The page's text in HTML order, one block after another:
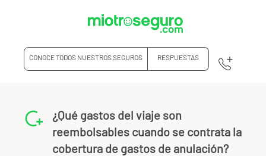
CONOCE TODOS NUESTROS SEGUROS RESPUESTAS
¿Qué gastos del viaje son
reembolsables cuando se contrata la
cobertura de gastos de anulación?